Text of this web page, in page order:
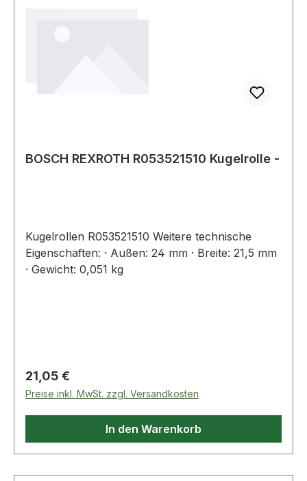
BOSCH REXROTH R053521510 Kugelrolle -
Kugelrollen R053521510 Weitere technische
Eigenschaften: · Außen: 24 mm · Breite: 21,5 mm
· Gewicht: 0,051 kg
Regulärer Preis:
21,05 €
Preise inkl. MwSt. zzgl. Versandkosten
In den Warenkorb